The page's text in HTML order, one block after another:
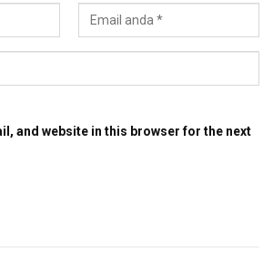
and website in this browser for the next